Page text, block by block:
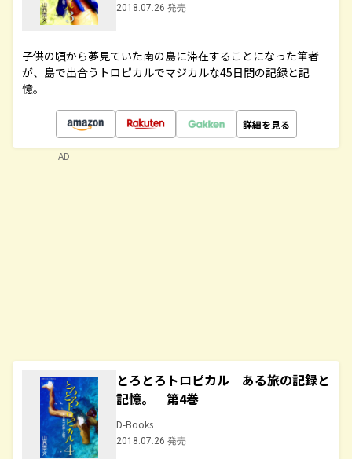
2018.07.26 発売
子供の頃から夢見ていた南の島に滞在することになった筆者
が、島で出合うトロピカルでマジカルな45日間の記録と記
憶。
詳細を見る
とろとろトロピカル ある旅の記録と
記憶。 第4巻
D-Books
2018.07.26 発売
AD